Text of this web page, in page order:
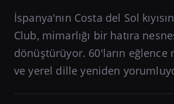
İspanya'nın Costa del Sol
Club, mimarlığı bir hatıra
dönüştürüyor. 60'ların
ve yerel dille yeniden